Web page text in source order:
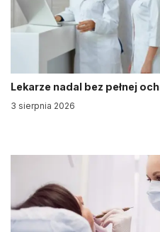
Lekarze nadal bez pełnej
3 sierpnia 2026